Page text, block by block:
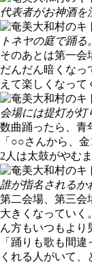
代表者がお神酒を
トネヤの庭で踊
そのあとは第一会
だんだん暗くなっ
えて楽しくなって
会場には提灯が
数曲踊ったら、青
「○○さんから、
2人は太鼓がやむ
誰が指名されるか
第二会場、第三会
大きくなっていく
ん方もいつもより
「踊りも歌も間
くれる人がいて